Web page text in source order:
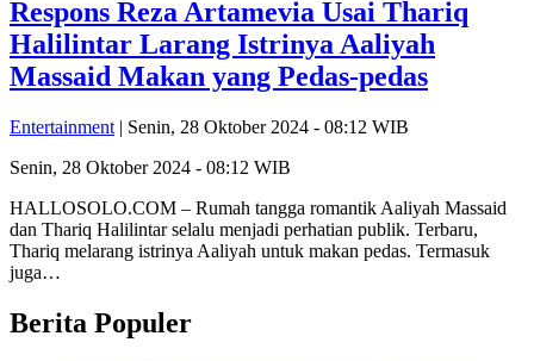
Respons Reza Artamevia Usai Thariq
Halilintar Larang Istrinya Aaliyah
Massaid Makan yang Pedas-pedas
Entertainment | Senin, 28 Oktober 2024 - 08:12 WIB
Senin, 28 Oktober 2024 - 08:12 WIB
HALLOSOLO.COM – Rumah tangga romantik Aaliyah Massaid
dan Thariq Halilintar selalu menjadi perhatian publik. Terbaru,
Thariq melarang istrinya Aaliyah untuk makan pedas. Termasuk
juga…
Berita Populer